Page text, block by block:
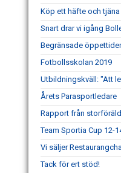
Köp ett häfte och
Snart drar vi igång
Begränsade
Fotbollsskolan 2019
Utbildningskväll: "Att
Årets Parasportledare
Rapport från
Team Sportia Cup 12-
Vi säljer
Tack för ert stöd!